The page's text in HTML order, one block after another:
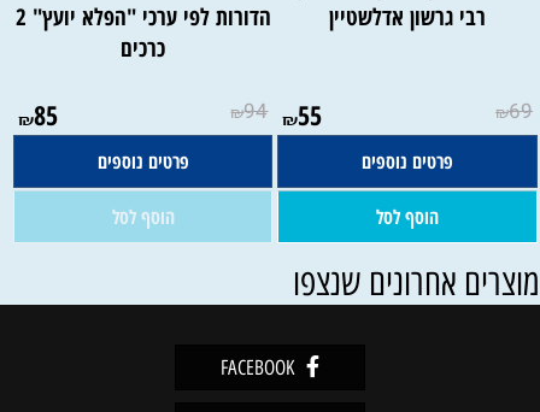
רבי גרשון אדלשטיין
₪69
₪55
פרטים נוספים
הוסף לסל
הדורות לפי ערכי "הפלא יועץ" 2
כרכים
₪94
₪85
פרטים נוספים
הוסף לסל
אחרונים שנצפו
FACEBOOK